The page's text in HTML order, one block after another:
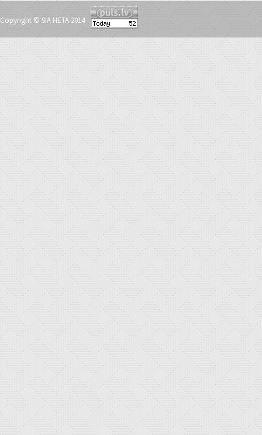
Copyright © SIA HETA 2014